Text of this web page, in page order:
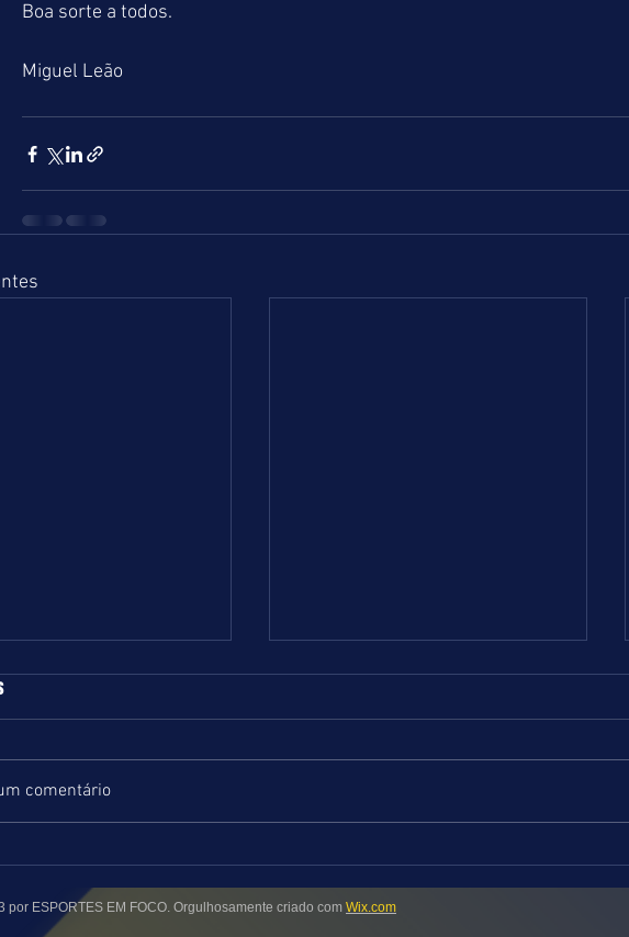
Boa sorte a todos.
Miguel Leão
= 09.08.26 = SP
programação
de Cidade Jardim.
FUTEBOL = DICAS DE 08 a 09.08.26
Tivemos um reaparecimento
principais campeonatos europeus
comentário
por ESPORTES EM FOCO. Orgulhosamente criado com Wix.com